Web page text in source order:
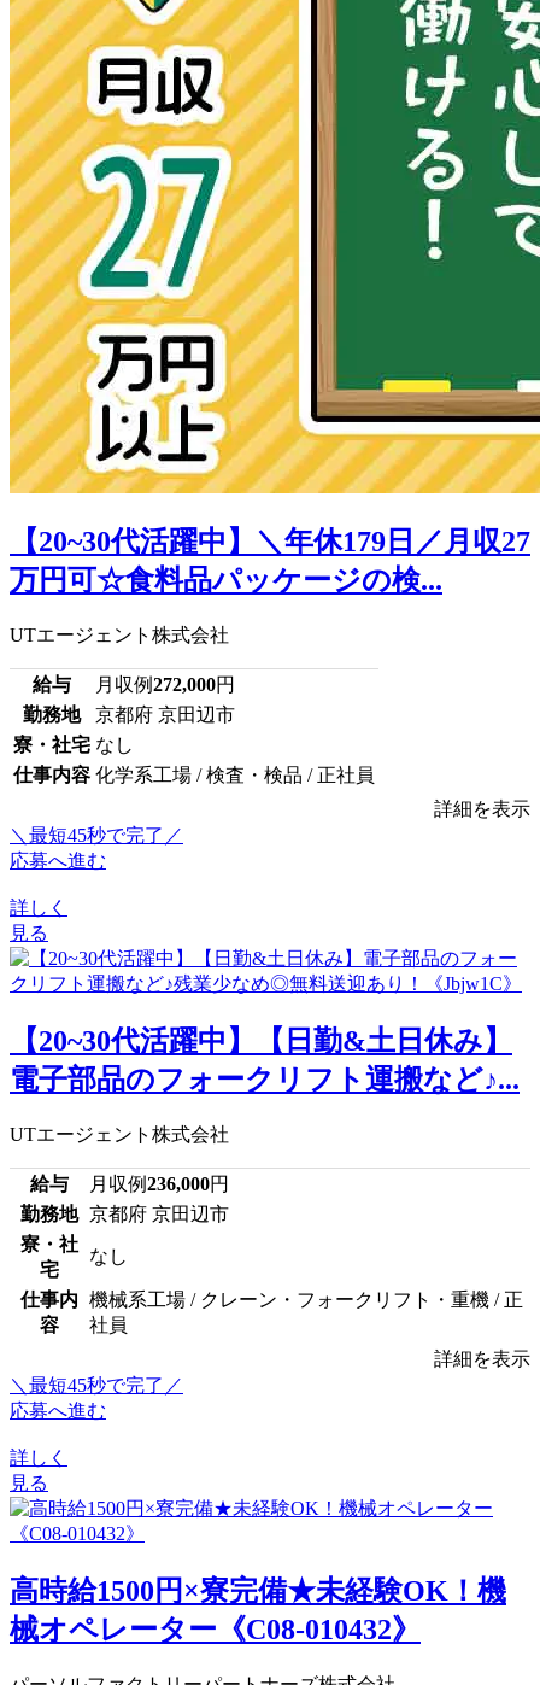
【20~30代活躍中】＼年休179日／月収27
万円可☆食料品パッケージの検...
UTエージェント株式会社
給与 月収例272,000円
勤務地
京都府 京田辺市
寮・社宅 なし
仕事内容 化学系工場 / 検査・検品 / 正社員
詳細を表示
＼最短45秒で完了／
応募へ進む
詳しく
見る
【20~30代活躍中】【日勤&土日休み】
電子部品のフォークリフト運搬など♪...
UTエージェント株式会社
給与 月収例236,000円
勤務地 京都府 京田辺市
寮・社
宅
なし
仕事内
容
機械系工場 / クレーン・フォークリフト・重機 / 正
社員
詳細を表示
＼最短45秒で完了／
応募へ進む
詳しく
見る
高時給1500円×寮完備★未経験OK！機
械オペレーター《C08-010432》